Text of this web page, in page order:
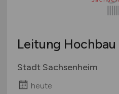
Leitung Hochbau
Stadt Sachsenheim
heute